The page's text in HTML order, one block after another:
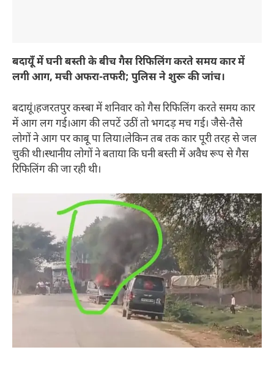
बदायूँ में घनी बस्ती के बीच गैस रिफिलिंग करते समय कार में
लगी आग, मची अफरा-तफरी; पुलिस ने शुरू की जांच।
बदायूं।हजरतपुर कस्बा में शनिवार को गैस रिफिलिंग करते समय कार
में आग लग गई।आग की लपटें उठीं तो भगदड़ मच गई। जैसे-तैसे
लोगों ने आग पर काबू पा लिया।लेकिन तब तक कार पूरी तरह से जल
चुकी थी।स्थानीय लोगों ने बताया कि घनी बस्ती में अवैध रूप से गैस
रिफिलिंग की जा रही थी।